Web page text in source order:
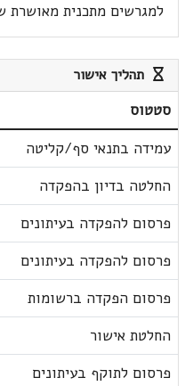
למגרשים מתכנית מאושרת
תהליך אישור
סטטוס
עמידה בתנאי סף/קליטה
החלטה בדיון בהפקדה
פרסום להפקדה בעיתונים
פרסום להפקדה בעיתונים
פרסום הפקדה ברשומות
החלטת אישור
פרסום לתוקף בעיתונים